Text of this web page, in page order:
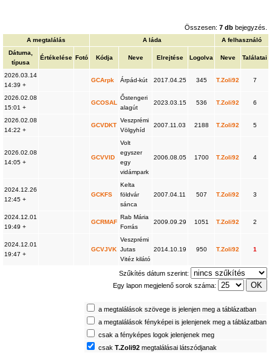
Összesen:7 db bejegyzés.
A megtalálás A láda
A felhasználó
Dátuma,
típusa
Értékelése Fotó Kódja Neve Elrejtése Logolva Neve Találatai
2026.03.14
14:39 +
GCArpk Árpád-kút 2017.04.25 345 T.Zoli92 7
2026.02.08
15:01 +
GCOSAL
Őstengeri
alagút
2023.03.15 536 T.Zoli92 6
2026.02.08
14:22 +
GCVDKT
Veszprémi
Völgyhíd
2007.11.03 2188 T.Zoli92 5
2026.02.08
14:05 +
GCVVID
Volt
egyszer
egy
vidámpark
2006.08.05 1700 T.Zoli92 4
2024.12.26
12:45 +
GCKFS
Kelta
földvár
sánca
2007.04.11 507 T.Zoli92 3
2024.12.01
19:49 +
GCRMAF
Rab Mária
Forrás
2009.09.29 1051 T.Zoli92 2
2024.12.01
19:47 +
GCVJVK
Veszprémi
Jutas
Vitéz kilátó
2014.10.19 950 T.Zoli92 1
Szűkítés dátum szerint:
Egy lapon megjelenő sorok száma:
a megtalálások szövege is jelenjen meg a táblázatban
a megtalálások fényképei is jelenjenek meg a táblázatban
csak a fényképes logok jelenjenek meg
csakT.Zoli92 megtalálásai látszódjanak